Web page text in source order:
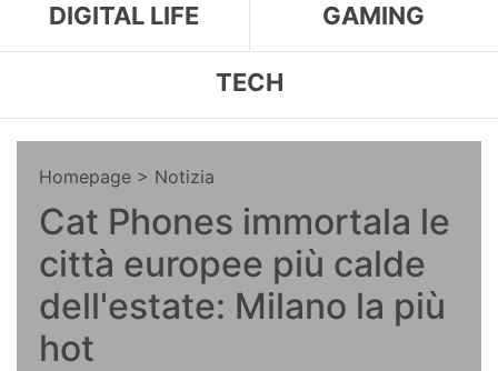
DIGITAL LIFE GAMING
TECH
Homepage > Notizia
Cat Phones immortala le
città europee più calde
dell'estate: Milano la più
hot